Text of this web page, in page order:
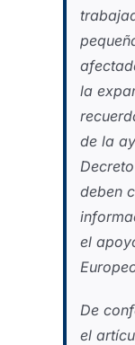
la
de la
deben
el
De
el